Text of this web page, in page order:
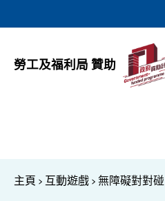
勞工及福利局 贊助
主頁>互動遊戲>無障礙對對碰